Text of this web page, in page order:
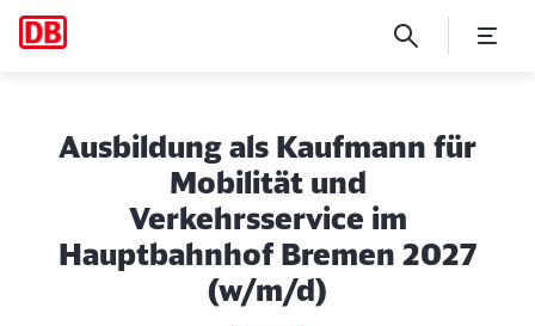
Ausbildung als Kaufmann für
Mobilität und
Verkehrsservice im
Hauptbahnhof Bremen 2027
(w/m/d)